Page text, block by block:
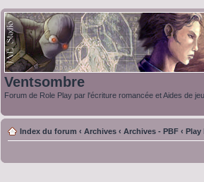
Ventsombre
Forum de Role Play par l'écriture romancée et Aides de
Index du forum ‹ Archives ‹ Archives - PBF ‹ Play